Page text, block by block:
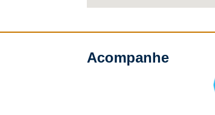
Acompanhe